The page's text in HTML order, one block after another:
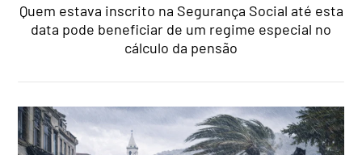
Quem estava inscrito na Segurança Social até esta
data pode beneficiar de um regime especial no
cálculo da pensão